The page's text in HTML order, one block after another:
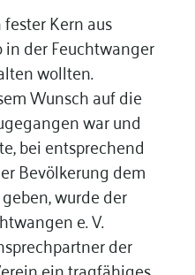
Kern aus
der Feuchtwanger
wollten.
Wunsch auf die
war und
bei entsprechend
Bevölkerung dem
wurde der
e. V.
der